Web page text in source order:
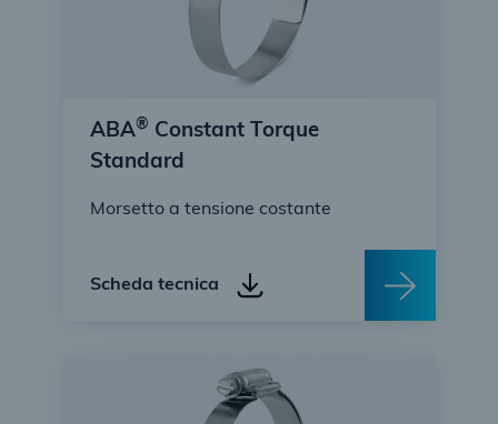
ABA® Constant Torque
Standard
Morsetto a tensione costante
Scheda tecnica